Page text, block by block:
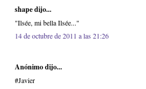
shape dijo...
"Ilsée, mi bella Ilsée..."
14 de octubre de 2011 a las 21:26
Anónimo dijo...
#Javier